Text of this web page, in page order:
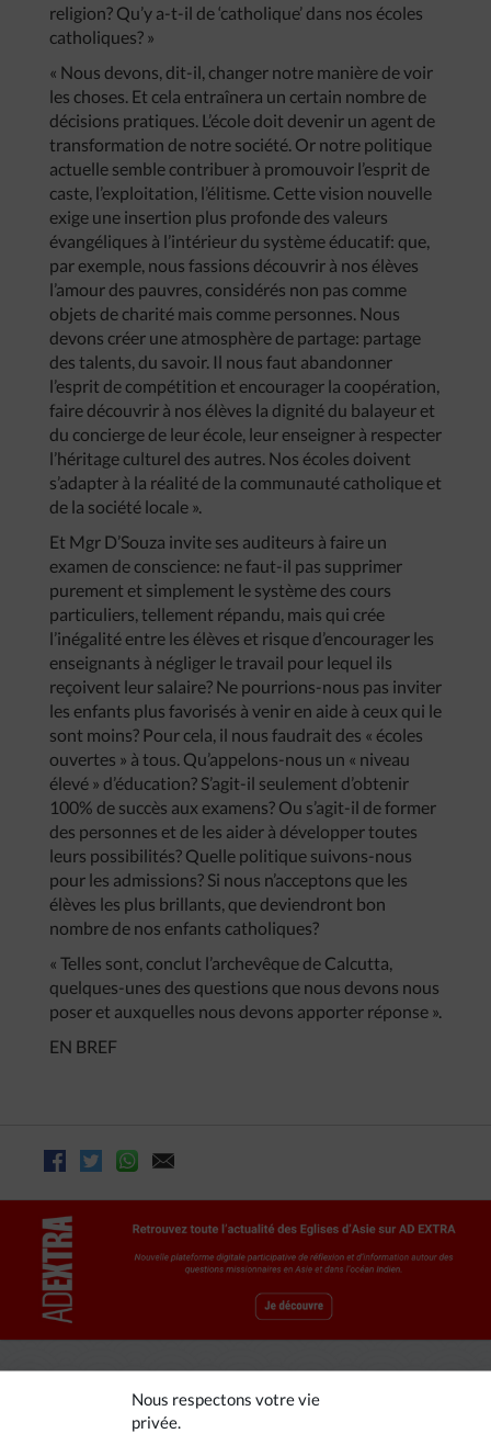
Nous respectons votre vie
privée.
religion? Qu’y a-t-il de ‘catholique’ dans nos écoles
catholiques? »
« Nous devons, dit-il, changer notre manière de voir
les choses. Et cela entraînera un certain nombre de
décisions pratiques. L’école doit devenir un agent de
transformation de notre société. Or notre politique
actuelle semble contribuer à promouvoir l’esprit de
caste, l’exploitation, l’élitisme. Cette vision nouvelle
exige une insertion plus profonde des valeurs
évangéliques à l’intérieur du système éducatif: que,
par exemple, nous fassions découvrir à nos élèves
l’amour des pauvres, considérés non pas comme
objets de charité mais comme personnes. Nous
devons créer une atmosphère de partage: partage
des talents, du savoir. Il nous faut abandonner
l’esprit de compétition et encourager la coopération,
faire découvrir à nos élèves la dignité du balayeur et
du concierge de leur école, leur enseigner à respecter
l’héritage culturel des autres. Nos écoles doivent
s’adapter à la réalité de la communauté catholique et
de la société locale ».
Et Mgr D’Souza invite ses auditeurs à faire un
examen de conscience: ne faut-il pas supprimer
purement et simplement le système des cours
particuliers, tellement répandu, mais qui crée
l’inégalité entre les élèves et risque d’encourager les
enseignants à négliger le travail pour lequel ils
reçoivent leur salaire? Ne pourrions-nous pas inviter
les enfants plus favorisés à venir en aide à ceux qui le
sont moins? Pour cela, il nous faudrait des « écoles
ouvertes » à tous. Qu’appelons-nous un « niveau
élevé » d’éducation? S’agit-il seulement d’obtenir
100% de succès aux examens? Ou s’agit-il de former
des personnes et de les aider à développer toutes
leurs possibilités? Quelle politique suivons-nous
pour les admissions? Si nous n’acceptons que les
élèves les plus brillants, que deviendront bon
nombre de nos enfants catholiques?
« Telles sont, conclut l’archevêque de Calcutta,
quelques-unes des questions que nous devons nous
poser et auxquelles nous devons apporter réponse ».
EN BREF